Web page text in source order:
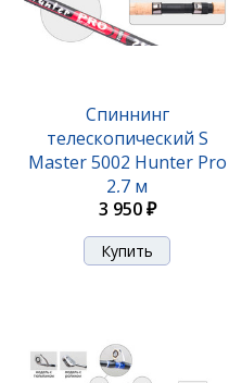
Спиннинг
телескопический S
Master 5002 Hunter Pro
2,7 м
3 950 ₽